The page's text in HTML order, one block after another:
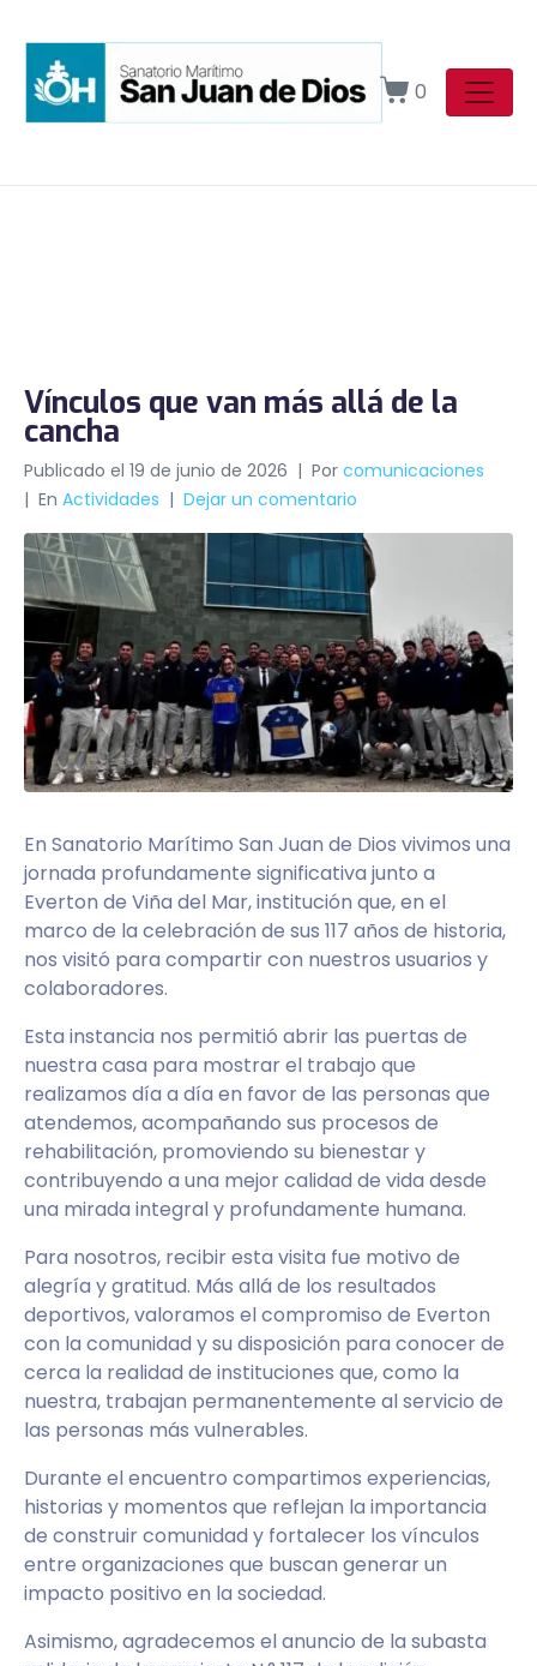
0
Vínculos que van más allá de la
cancha
Publicado el 19 de junio de 2026 Por comunicaciones
En Actividades Dejar un comentario
En Sanatorio Marítimo San Juan de Dios vivimos una
jornada profundamente significativa junto a
Everton de Viña del Mar, institución que, en el
marco de la celebración de sus 117 años de historia,
nos visitó para compartir con nuestros usuarios y
colaboradores.
Esta instancia nos permitió abrir las puertas de
nuestra casa para mostrar el trabajo que
realizamos día a día en favor de las personas que
atendemos, acompañando sus procesos de
rehabilitación, promoviendo su bienestar y
contribuyendo a una mejor calidad de vida desde
una mirada integral y profundamente humana.
Para nosotros, recibir esta visita fue motivo de
alegría y gratitud. Más allá de los resultados
deportivos, valoramos el compromiso de Everton
con la comunidad y su disposición para conocer de
cerca la realidad de instituciones que, como la
nuestra, trabajan permanentemente al servicio de
las personas más vulnerables.
Durante el encuentro compartimos experiencias,
historias y momentos que reflejan la importancia
de construir comunidad y fortalecer los vínculos
entre organizaciones que buscan generar un
impacto positivo en la sociedad.
Asimismo, agradecemos el anuncio de la subasta